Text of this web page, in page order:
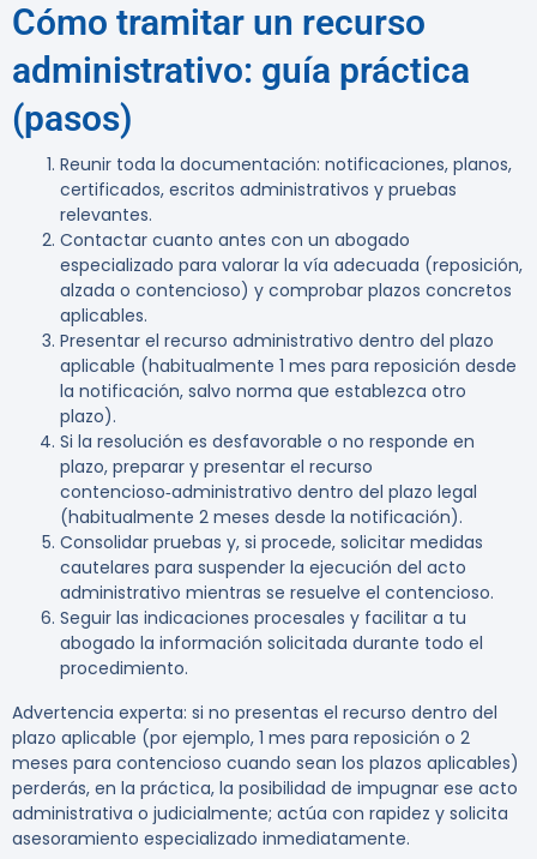
Cómo tramitar un recurso
administrativo: guía práctica
(pasos)
Reunir toda la documentación: notificaciones, planos,
certificados, escritos administrativos y pruebas
relevantes.
Contactar cuanto antes con un abogado
especializado para valorar la vía adecuada (reposición,
alzada o contencioso) y comprobar plazos concretos
aplicables.
Presentar el recurso administrativo dentro del plazo
aplicable (habitualmente 1 mes para reposición desde
la notificación, salvo norma que establezca otro
plazo).
Si la resolución es desfavorable o no responde en
plazo, preparar y presentar el recurso
contencioso‑administrativo dentro del plazo legal
(habitualmente 2 meses desde la notificación).
Consolidar pruebas y, si procede, solicitar medidas
cautelares para suspender la ejecución del acto
administrativo mientras se resuelve el contencioso.
Seguir las indicaciones procesales y facilitar a tu
abogado la información solicitada durante todo el
procedimiento.
Advertencia experta: si no presentas el recurso dentro del
plazo aplicable (por ejemplo, 1 mes para reposición o 2
meses para contencioso cuando sean los plazos aplicables)
perderás, en la práctica, la posibilidad de impugnar ese acto
administrativa o judicialmente; actúa con rapidez y solicita
asesoramiento especializado inmediatamente.